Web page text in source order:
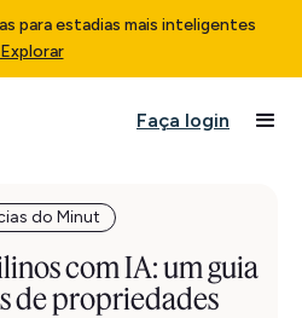
para estadias mais inteligentes
Explorar
Faça login
do Minut
com IA: um guia
de propriedades